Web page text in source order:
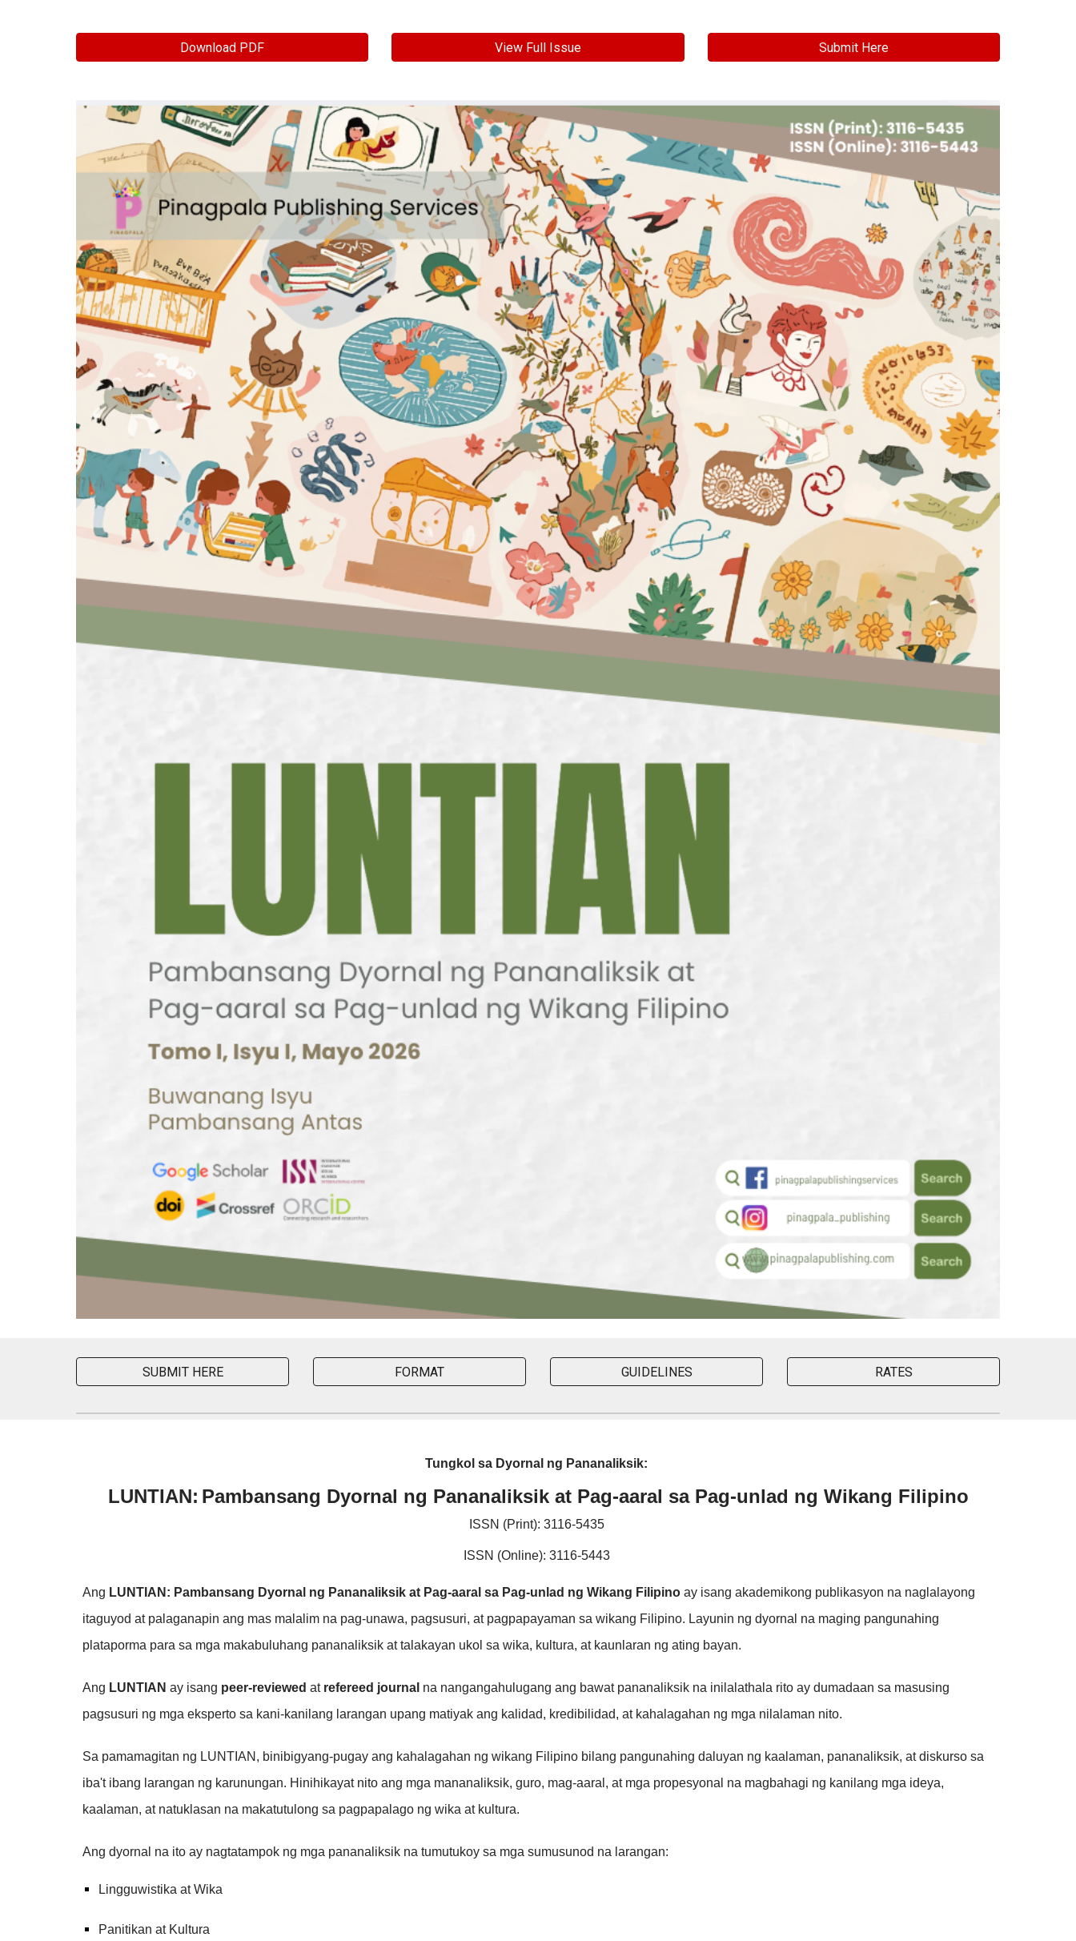
Download PDF View Full Issue Submit Here
SUBMIT HERE FORMAT GUIDELINES RATES
Tungkol sa Dyornal ng Pananaliksik:
LUNTIAN: Pambansang Dyornal ng Pananaliksik at Pag-aaral sa Pag-unlad ng Wikang Filipino
ISSN (Print): 3116-5435
ISSN (Online): 3116-5443
Ang LUNTIAN: Pambansang Dyornal ng Pananaliksik at Pag-aaral sa Pag-unlad ng Wikang Filipinoay isang akademikong publikasyon na naglalayong
itaguyod at palaganapin ang mas malalim na pag-unawa, pagsusuri, at pagpapayaman sa wikang Filipino. Layunin ng dyornal na maging pangunahing
plataporma para sa mga makabuluhang pananaliksik at talakayan ukol sa wika, kultura, at kaunlaran ng ating bayan.
Ang LUNTIAN ay isang peer-reviewed at refereed journal na nangangahulugang ang bawat pananaliksik na inilalathala rito ay dumadaan sa masusing
pagsusuri ng mga eksperto sa kani-kanilang larangan upang matiyak ang kalidad, kredibilidad, at kahalagahan ng mga nilalaman nito.
Sa pamamagitan ng LUNTIAN, binibigyang-pugay ang kahalagahan ng wikang Filipino bilang pangunahing daluyan ng kaalaman, pananaliksik, at diskurso sa
iba't ibang larangan ng karunungan. Hinihikayat nito ang mga mananaliksik, guro, mag-aaral, at mga propesyonal na magbahagi ng kanilang mga ideya,
kaalaman, at natuklasan na makatutulong sa pagpapalago ng wika at kultura.
Ang dyornal na ito ay nagtatampok ng mga pananaliksik na tumutukoy sa mga sumusunod na larangan:
Lingguwistika at Wika
Panitikan at Kultura